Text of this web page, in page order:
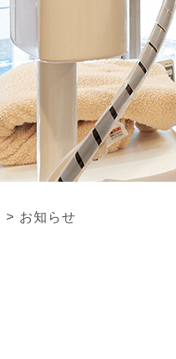
> お知らせ